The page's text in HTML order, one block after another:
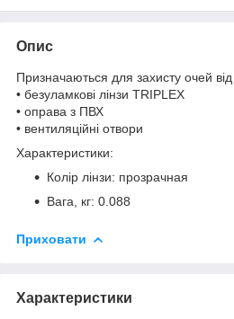
Опис
Призначаються для захисту очей
• безуламкові лінзи TRIPLEX
• оправа з ПВХ
• вентиляційні отвори
Характеристики:
Колір лінзи: прозрачная
Вага, кг: 0.088
Приховати
Характеристики